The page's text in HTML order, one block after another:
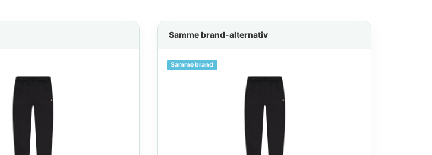
Samme brand-alternativ
Samme brand